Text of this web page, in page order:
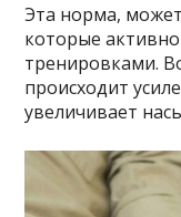
Эта норма,
которые
тренировками.
происходит
увеличивает